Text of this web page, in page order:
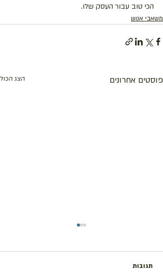
הכי טוב עבור העסק שלו.
משאבי אנוש
פוסטים אחרונים הצג הכול
תגובות